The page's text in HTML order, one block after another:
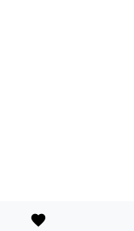
favorite